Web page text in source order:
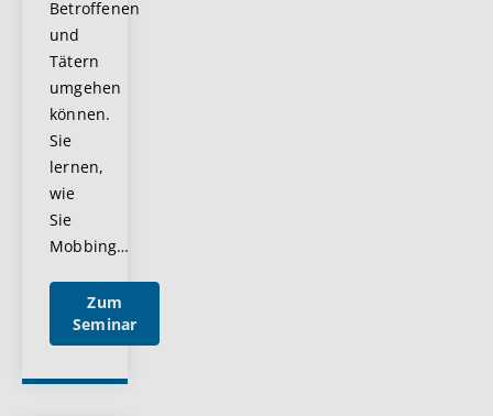
Betroffenen
und
Tätern
umgehen
können.
Sie
lernen,
wie
Sie
Mobbing…
Zum
Seminar